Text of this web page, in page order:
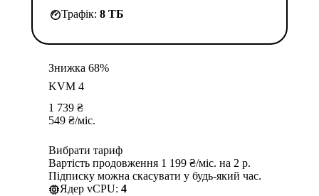
Трафік: 8 TБ
Знижка 68%
KVM 4
1 739 ₴
549 ₴/міс.
Вибрати тариф
Вартість продовження 1 199 ₴/міс. на 2 р.
Підписку можна скасувати у будь-який час.
Ядер vCPU: 4